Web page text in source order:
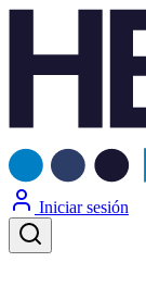
Iniciar sesión